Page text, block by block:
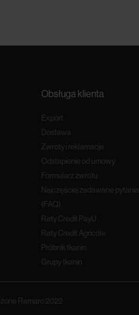
Obsługa klienta
Export
Dostawa
Zwroty i reklamacje
Odstapienie od umowy
Formularz zwrotu
Najczęściej zadawane pytania
(FAQ)
Raty Credit PayU
Raty Credit Agricole
Próbnik tkanin
Grupy tkanin
Ramaro 2022